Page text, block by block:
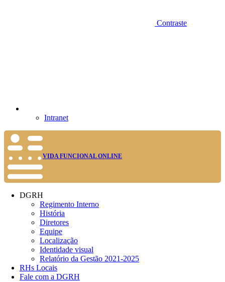
Contraste
Intranet
VIDA FUNCIONAL ONLINE
DGRH
Regimento Interno
História
Diretores
Equipe
Localização
Identidade visual
Relatório da Gestão 2021-2025
RHs Locais
Fale com a DGRH